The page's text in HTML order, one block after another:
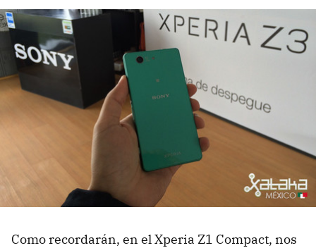
Como recordarán, en el Xperia Z1 Compact, nos